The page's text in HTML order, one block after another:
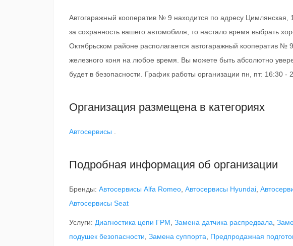
Автогаражный кооператив № 9 находится по адресу Цимлянская,
за сохранность вашего автомобиля, то настало время выбрать
Октябрьском районе располагается автогаражный кооператив №
железного коня на любое время. Вы можете быть абсолютно
будет в безопасности. График работы организации пн, пт: 16:30 -
Организация размещена в категориях
Автосервисы
Подробная информация об организации
Бренды: Автосервисы Alfa Romeo Автосервисы Hyundai
Автосервисы Seat
Услуги: Диагностика цепи ГРМ Замена датчика распредвала
подушек безопасности Замена суппорта Предпродажная